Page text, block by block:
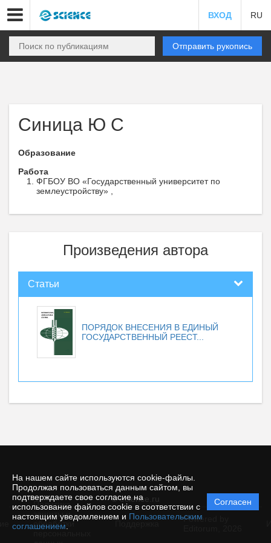
На нашем сайте используются cookie-файлы.
Продолжая пользоваться данным сайтом, вы
подтверждаете свое согласие на
использование файлов cookie в соответствии с
настоящим уведомлением и Пользовательским
соглашением
Согласен
ВХОД RU
Отправить рукопись
Синица Ю С
Образование
Работа
ФГБОУ ВО «Государственный университет по
землеустройству» ,
Произведения автора
Статьи
ПОРЯДОК ВНЕСЕНИЯ В ЕДИНЫЙ
ГОСУДАРСТВЕННЫЙ РЕЕСТ...
© ecience.ru
Политика
защиты и
обработки
Powered by